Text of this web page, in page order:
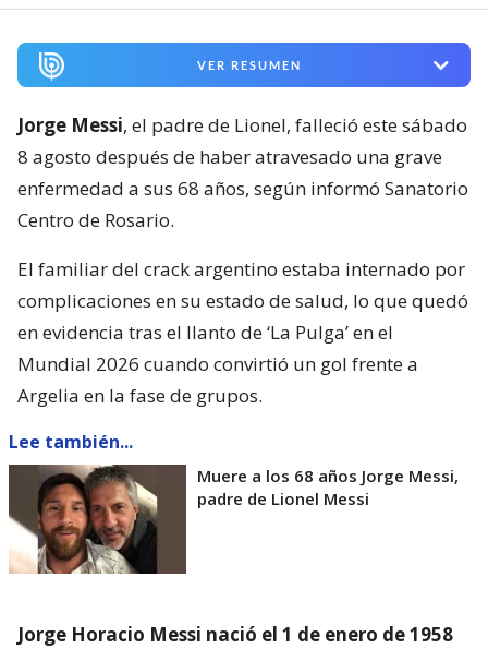
VER RESUMEN
Jorge Messi, el padre de Lionel, falleció este sábado
8 agosto después de haber atravesado una grave
enfermedad a sus 68 años, según informó Sanatorio
Centro de Rosario.
El familiar del crack argentino estaba internado por
complicaciones en su estado de salud, lo que quedó
en evidencia tras el llanto de ‘La Pulga’ en el
Mundial 2026 cuando convirtió un gol frente a
Argelia en la fase de grupos.
Lee también...
Muere a los 68 años Jorge Messi,
padre de Lionel Messi
Jorge Horacio Messi nació el 1 de enero de 1958